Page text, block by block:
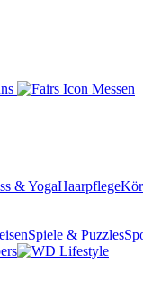
Messen
& YogaHaarpflege
Spiele & Puzzles